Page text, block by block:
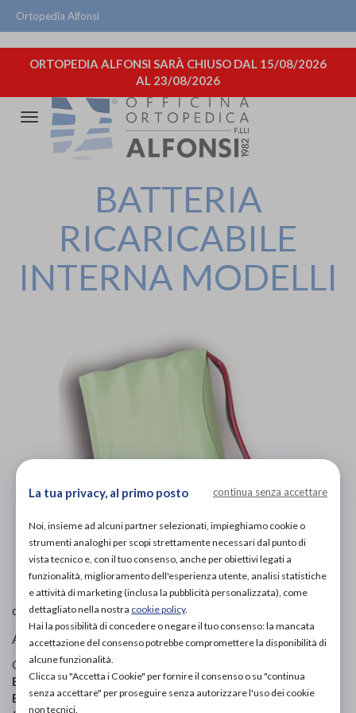
Ortopedia Alfonsi
ORTOPEDIA ALFONSI SARÀ CHIUSO DAL 15/08/2026
AL 23/08/2026
Attiva/disattiva
navigazione
BATTERIA
RICARICABILE
INTERNA MODELLI
L'immagine è puramente
e potrebbe non
rispecchiare appieno le caratteristiche del prodotto.
di I-Tech Medical Division
Altri elettromedicali per terapia
Codice OTGP:ITEIF20222
BATTERY NEW| Categoria:Elettromedicali e diagnostica
Elettromedicali per fisioterapia» Altri elettromedicali per
La tua privacy, al primo posto continua senza accettare
Noi, insieme ad alcuni partner selezionati, impieghiamo cookie o
strumenti analoghi per scopi strettamente necessari dal punto di
vista tecnico e, con il tuo consenso, anche per obiettivi legati a
funzionalità, miglioramento dell'esperienza utente, analisi statistiche
e attività di marketing (inclusa la pubblicità personalizzata), come
dettagliato nella nostra cookie policy.
Hai la possibilità di concedere o negare il tuo consenso: la mancata
accettazione del consenso potrebbe compromettere la disponibilità di
alcune funzionalità.
Clicca su "Accetta i Cookie" per fornire il consenso o su "continua
senza accettare" per proseguire senza autorizzare l'uso dei cookie
non tecnici.